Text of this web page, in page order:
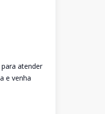
atender
e venha